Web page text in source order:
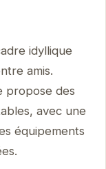
idyllique
amis.
propose des
avec une
équipements